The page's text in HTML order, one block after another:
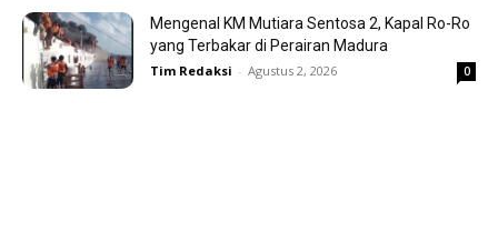
Mengenal KM Mutiara Sentosa 2, Kapal Ro-Ro
yang Terbakar di Perairan Madura
Tim Redaksi - Agustus 2, 2026 0